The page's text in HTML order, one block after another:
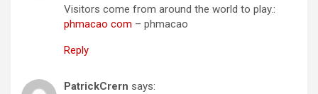
Visitors come from around the world to play.:
phmacao com – phmacao
Reply
PatrickCrern says: